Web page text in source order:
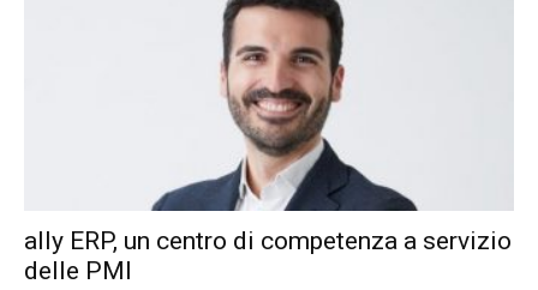
ally ERP, un centro di competenza a servizio
delle PMI